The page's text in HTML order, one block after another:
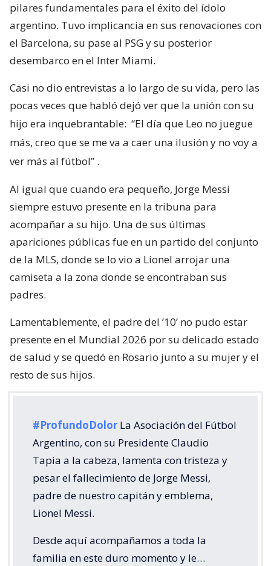
pilares fundamentales para el éxito del ídolo
argentino. Tuvo implicancia en sus renovaciones con
el Barcelona, su pase al PSG y su posterior
desembarco en el Inter Miami.
Casi no dio entrevistas a lo largo de su vida, pero las
pocas veces que habló dejó ver que la unión con su
hijo era inquebrantable: “El día que Leo no juegue
más, creo que se me va a caer una ilusión y no voy a
ver más al fútbol” .
Al igual que cuando era pequeño, Jorge Messi
siempre estuvo presente en la tribuna para
acompañar a su hijo. Una de sus últimas
apariciones públicas fue en un partido del conjunto
de la MLS, donde se lo vio a Lionel arrojar una
camiseta a la zona donde se encontraban sus
padres.
Lamentablemente, el padre del ’10’ no pudo estar
presente en el Mundial 2026 por su delicado estado
de salud y se quedó en Rosario junto a su mujer y el
resto de sus hijos.
#ProfundoDolor La Asociación del Fútbol
Argentino, con su Presidente Claudio
Tapia a la cabeza, lamenta con tristeza y
pesar el fallecimiento de Jorge Messi,
padre de nuestro capitán y emblema,
Lionel Messi.
Desde aquí acompañamos a toda la
familia en este duro momento y le…